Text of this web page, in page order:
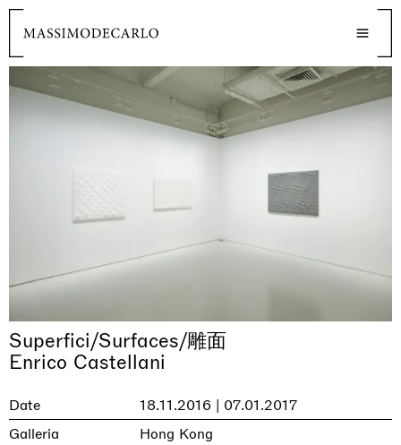
Superfici/Surfaces/雕面
Enrico Castellani
Date
18.11.2016 | 07.01.2017
Galleria
Hong Kong